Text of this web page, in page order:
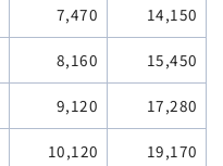
7,470 14,150
8,160 15,450
9,120 17,280
10,120 19,170